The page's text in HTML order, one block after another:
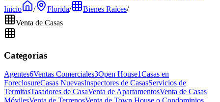
Inicio
/ Florida/ Bienes Raíces/
Venta de Casas
Categorías
Agentes6Ventas Comerciales3Open House1Casas en
ForeclosureCasas NuevasInspectores de CasasServicios de
TermitasTasadores de CasaVenta de ApartamentosVenta de Casas